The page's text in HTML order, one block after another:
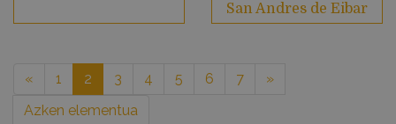
San Andres de Eibar
« 1 2 3 4 5 6 7
»
Azken elementua